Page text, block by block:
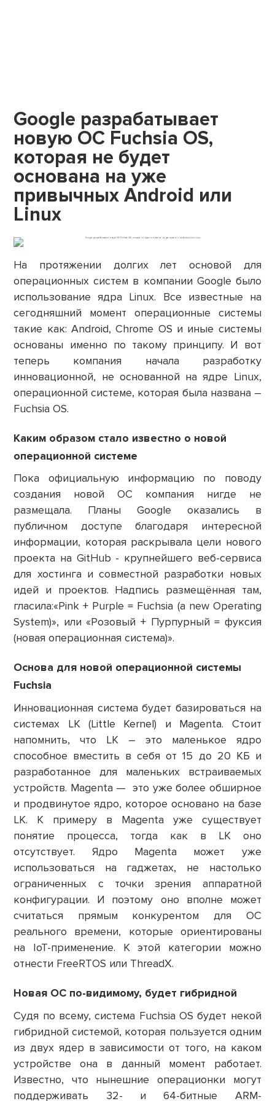
Google разрабатывает
новую ОС Fuchsia OS,
которая не будет
основана на уже
привычных Android или
Linux
На протяжении долгих лет основой для
операционных систем в компании Google было
использование ядра Linux. Все известные на
сегодняшний момент операционные системы
такие как: Android, Chrome OS и иные системы
основаны именно по такому принципу. И вот
теперь компания начала разработку
инновационной, не основанной на ядре Linux,
операционной системе, которая была названа –
Fuchsia OS.
Каким образом стало известно о новой
операционной системе
Пока официальную информацию по поводу
создания новой ОС компания нигде не
размещала. Планы Google оказались в
публичном доступе благодаря интересной
информации, которая раскрывала цели нового
проекта на GitHub - крупнейшего веб-сервиса
для хостинга и совместной разработки новых
идей и проектов. Надпись размещённая там,
гласила:«Pink + Purple = Fuchsia (a new Operating
System)», или «Розовый + Пурпурный = фуксия
(новая операционная система)».
Основа для новой операционной системы
Fuchsia
Инновационная система будет базироваться на
системах LK (Little Kernel) и Magenta. Стоит
напомнить, что LK – это маленькое ядро
способное вместить в себя от 15 до 20 КБ и
разработанное для маленьких встраиваемых
устройств. Magenta — это уже более обширное
и продвинутое ядро, которое основано на базе
LK. К примеру в Magenta уже существует
понятие процесса, тогда как в LK оно
отсутствует. Ядро Magenta может уже
использоваться на гаджетах, не настолько
ограниченных с точки зрения аппаратной
конфигурации. И поэтому оно вполне может
считаться прямым конкурентом для ОС
реального времени, которые ориентированы
на IoT-применение. К этой категории можно
отнести FreeRTOS или ThreadX.
Новая ОС по-видимому, будет гибридной
Судя по всему, система Fuchsia OS будет некой
гибридной системой, которая пользуется одним
из двух ядер в зависимости от того, на каком
устройстве она в данный момент работает.
Известно, что нынешние операционки могут
поддерживать 32- и 64-битные ARM-